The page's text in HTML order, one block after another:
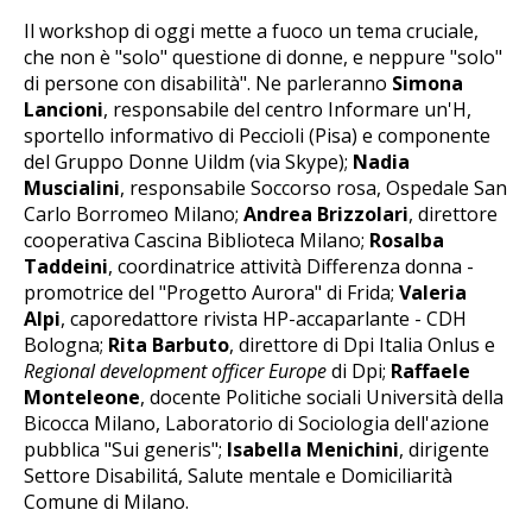
Il workshop di oggi mette a fuoco un tema cruciale,
che non è "solo" questione di donne, e neppure "solo"
di persone con disabilità". Ne parleranno Simona
Lancioni, responsabile del centro Informare un'H,
sportello informativo di Peccioli (Pisa) e componente
del Gruppo Donne Uildm (via Skype); Nadia
Muscialini, responsabile Soccorso rosa, Ospedale San
Carlo Borromeo Milano; Andrea Brizzolari, direttore
cooperativa Cascina Biblioteca Milano; Rosalba
Taddeini, coordinatrice attività Differenza donna -
promotrice del "Progetto Aurora" di Frida; Valeria
Alpi, caporedattore rivista HP-accaparlante - CDH
Bologna; Rita Barbuto, direttore di Dpi Italia Onlus e
Regional development officer Europedi Dpi; Raffaele
Monteleone, docente Politiche sociali Università della
Bicocca Milano, Laboratorio di Sociologia dell'azione
pubblica "Sui generis"; Isabella Menichini, dirigente
Settore Disabilitá, Salute mentale e Domiciliarità
Comune di Milano.